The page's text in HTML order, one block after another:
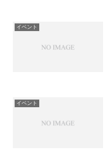
イベント
イベント